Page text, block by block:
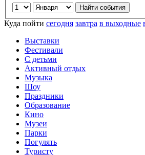
Куда пойти сегодня завтра в выходные
Выставки
Фестивали
С детьми
Активный отдых
Музыка
Шоу
Праздники
Образование
Кино
Музеи
Парки
Погулять
Туристу